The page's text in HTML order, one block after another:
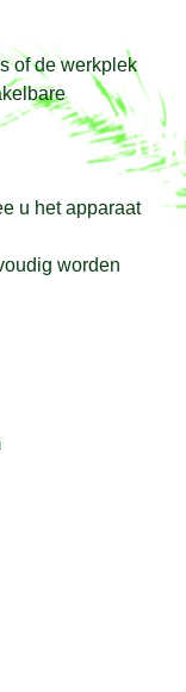
of de werkplek
u het apparaat
worden